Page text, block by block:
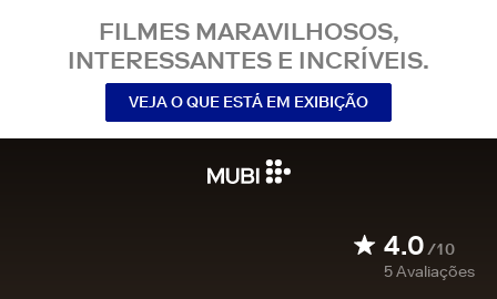
FILMES MARAVILHOSOS,
INTERESSANTES E INCRÍVEIS.
VEJA O QUE ESTÁ EM EXIBIÇÃO
4.0/10
5Avaliações